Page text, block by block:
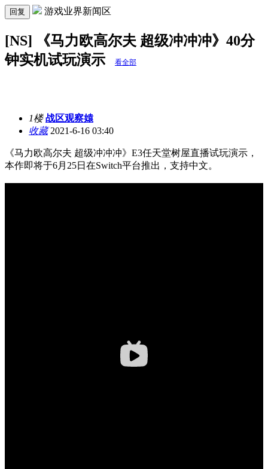
回复 游戏业界新闻区
[NS] 《马力欧高尔夫 超级冲冲冲》40分
钟实机试玩演示
看全部
1楼 战区观察媴
收藏2021-6-16 03:40
《马力欧高尔夫 超级冲冲冲》E3任天堂树屋直播试玩演示，
本作即将于6月25日在Switch平台推出，支持中文。